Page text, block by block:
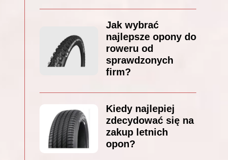
Jak wybrać
najlepsze opony do
roweru od
sprawdzonych
firm?
Kiedy najlepiej
zdecydować się na
zakup letnich
opon?